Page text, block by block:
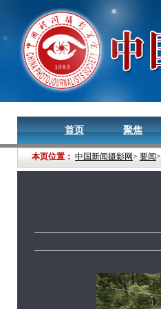
首页 聚焦
本页位置： 中国新闻摄影网> 要闻>